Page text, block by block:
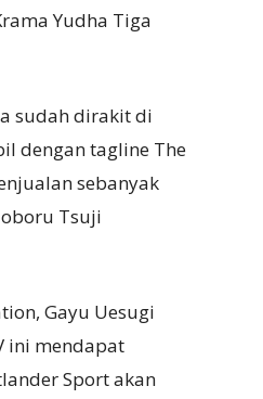
Yudha Tiga
sudah dirakit di
dengan tagline The
sebanyak
Tsuji
Gayu Uesugi
ini mendapat
Sport akan